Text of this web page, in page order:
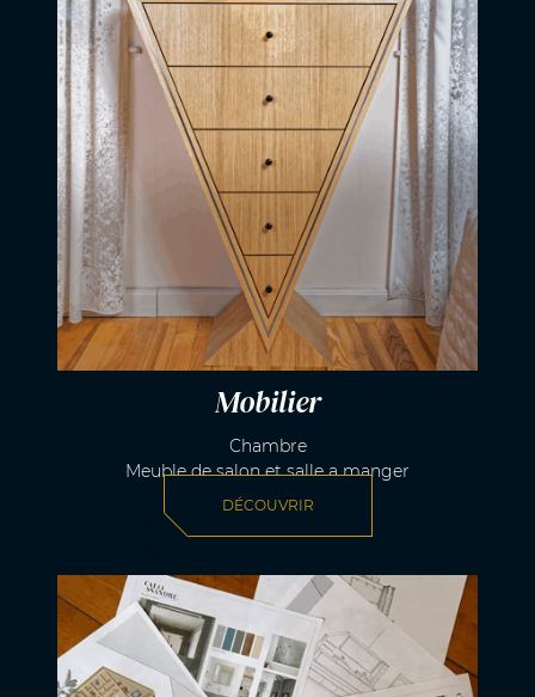
Mobilier
Chambre
Meuble de salon et salle a manger
DÉCOUVRIR